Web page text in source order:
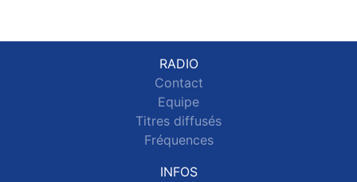
RADIO
Contact
Equipe
Titres diffusés
Fréquences
INFOS